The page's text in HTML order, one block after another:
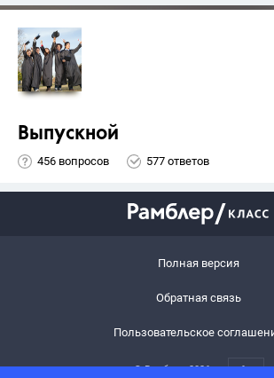
Выпускной
456 вопросов 577 ответов
Полная версия
Обратная связь
Пользовательское
© Рамблер,2026 6+